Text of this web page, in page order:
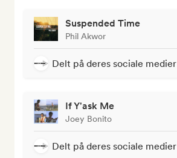
Suspended Time
Phil Akwor
Delt på deres sociale medier
If Y'ask Me
Joey Bonito
Delt på deres sociale medier